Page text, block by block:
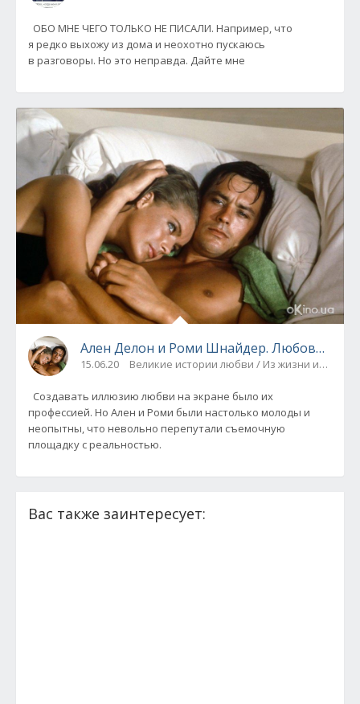
ОБО МНЕ ЧЕГО ТОЛЬКО НЕ ПИСАЛИ. Например, что
я редко выхожу из дома и неохотно пускаюсь
в разговоры. Но это неправда. Дайте мне
Ален Делон и Роми Шнайдер. Любовь
15.06.20 Великие истории любви / Из жизни
Создавать иллюзию любви на экране было их
профессией. Но Ален и Роми были настолько молоды и
неопытны, что невольно перепутали съемочную
площадку с реальностью.
Вас также заинтересует: